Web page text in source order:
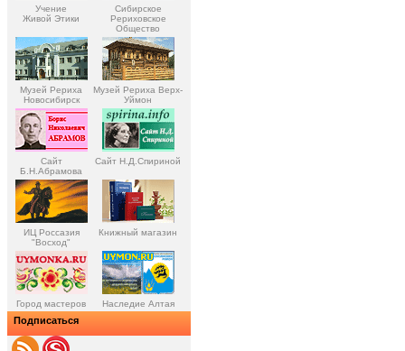
Учение
Живой Этики
Сибирское
Рериховское
Общество
Музей Рериха
Новосибирск
Музей Рериха Верх-
Уймон
Сайт
Б.Н.Абрамова
Сайт Н.Д.Спириной
ИЦ Россазия
"Восход"
Книжный магазин
Город мастеров Наследие Алтая
Подписаться